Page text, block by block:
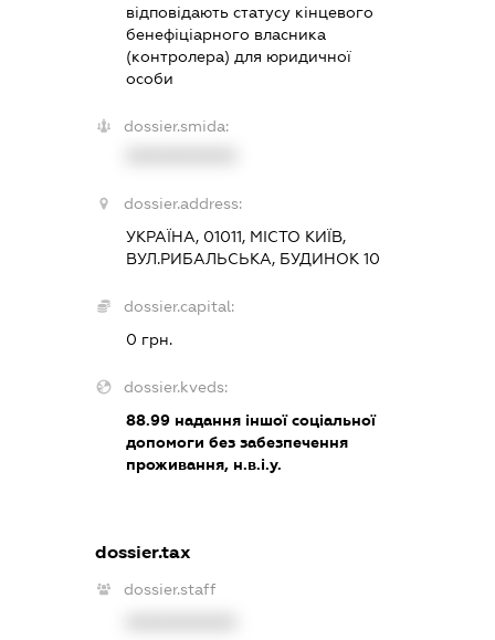
відповідають статусу кінцевого
бенефіціарного власника
(контролера) для юридичної
особи
dossier.smida:
dossier.address:
УКРАЇНА, 01011, МІСТО КИЇВ,
ВУЛ.РИБАЛЬСЬКА, БУДИНОК 10
dossier.capital:
0 грн.
dossier.kveds:
88.99надання іншої соціальної
допомоги без забезпечення
проживання, н.в.і.у.
dossier.tax
dossier.staff